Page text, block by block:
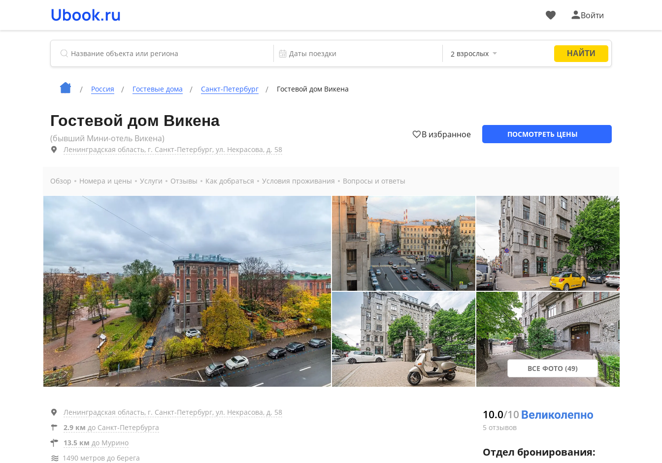
Войти
Россия Гостевые дома Санкт-Петербург Гостевой дом Викена
Гостевой дом Викена
(бывший Мини-отель Викена)
Ленинградская область, г. Санкт-Петербург, ул. Некрасова, д. 58
В избранное ПОСМОТРЕТЬ ЦЕНЫ
Обзор Номера и цены Услуги Отзывы Как добраться Условия проживания Вопросы и ответы
ВСЕ ФОТО (49)
Ленинградская область, г. Санкт-Петербург, ул. Некрасова, д. 58
2.9 км до Санкт-Петербурга
13.5 км до Мурино
1490 метров до берега
10.0/10
5 отзывов
Отдел бронирования: